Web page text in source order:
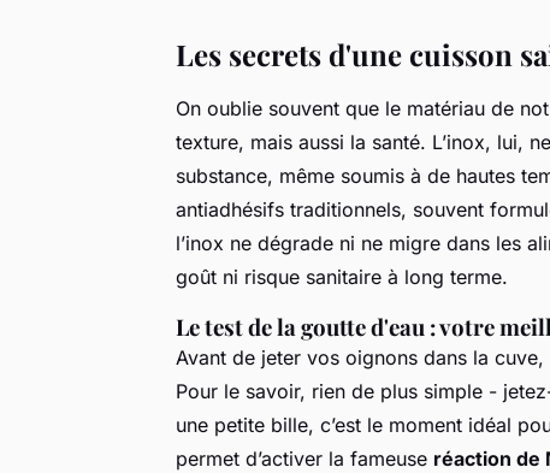
Les secrets d'une cuisson
On oublie souvent que le matériau de
texture, mais aussi la santé. L’inox, lui,
substance, même soumis à de hautes
antiadhésifs traditionnels, souvent
l’inox ne dégrade ni ne migre dans les
goût ni risque sanitaire à long terme.
Le test de la goutte d'eau : votre
Avant de jeter vos oignons dans la
Pour le savoir, rien de plus simple -
une petite bille, c’est le moment idéal
permet d’activer la fameuse réaction de